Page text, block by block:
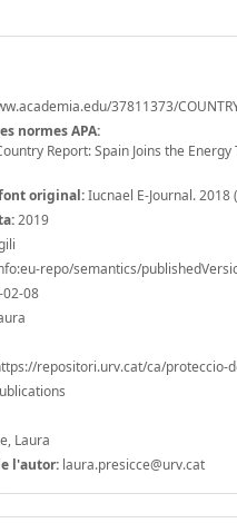
37811373/
normes APA:
Report: Spain Joins the
original:Iucnael E-Journal. 2018
2019
repo/semantics/
08
repositori.urv.cat/ca/proteccio-
Laura
l'autor: laura.presicce@urv.cat